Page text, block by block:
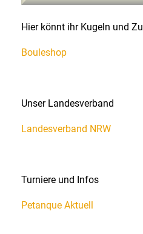
Hier könnt ihr Kugeln und
Bouleshop
Unser Landesverband
Landesverband NRW
Turniere und Infos
Petanque Aktuell